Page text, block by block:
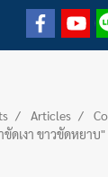
Articles
ดเงา ขาวขัดหยา